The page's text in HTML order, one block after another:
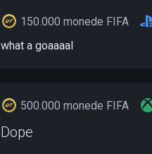
150.000 monede FIFA
what a goaaaal
500.000 monede FIFA
Dope